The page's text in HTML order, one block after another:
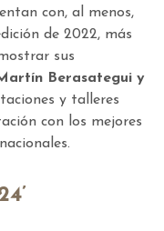
con, al menos,
de 2022, más
sus
Berasategui y
y talleres
con los mejores